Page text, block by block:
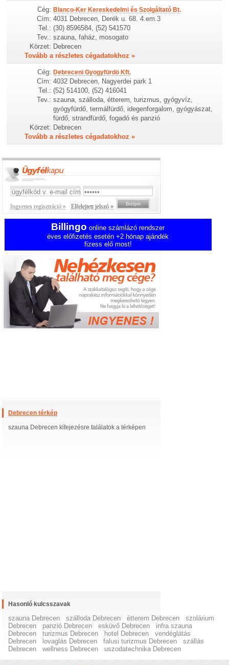
Cég: Blanco-Ker Kereskedelmi és Szolgáltató Bt.
Cím: 4031 Debrecen, Derék u. 68. 4.em.3
Tel.: (30) 8596584, (52) 541570
Tev.: szauna, faház, mosogato
Körzet: Debrecen
Tovább a részletes cégadatokhoz »
Cég: Debreceni Gyogyfürdö Kft.
Cím: 4032 Debrecen, Nagyerdei park 1
Tel.: (52) 514100, (52) 416041
Tev.: szauna, szálloda, étterem, turizmus, gyógyvíz,
gyógyfürdő, termálfürdő, idegenforgalom, gyógyászat,
fürdő, strandfürdő, fogadó és panzió
Körzet: Debrecen
Tovább a részletes cégadatokhoz »
Ingyenes regisztráció » Elfelejtett jelszó »
Billingo online számlázó rendszer
éves előfizetés esetén +2 hónap ajándék
fizess elő most!
Debrecen térkép
szauna Debrecen kifejezésre találatok a térképen
Hasonló kulcsszavak
szauna Debrecen szálloda Debrecen étterem Debrecen
szolárium
Debrecen
panzió Debrecen esküvő Debrecen
infra szauna
Debrecen
turizmus Debrecen hotel Debrecen
vendéglátás
Debrecen
lovaglás Debrecen falusi turizmus Debrecen
szállás
Debrecen
wellness Debrecen uszodatechnika Debrecen